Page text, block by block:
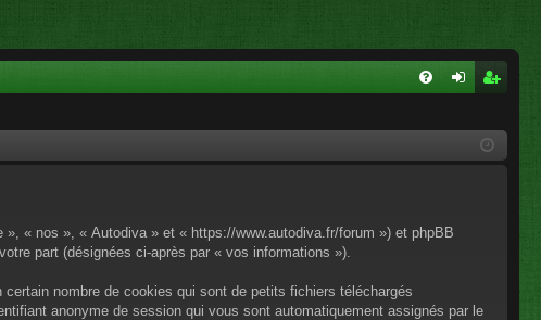
cri
« nos », « Autodiva » et « https://www.autodiva.fr/forum ») et phpBB
part (désignées ci-après par « vos informations »).
nombre de cookies qui sont de petits fichiers téléchargés
anonyme de session qui vous sont automatiquement assignés par le